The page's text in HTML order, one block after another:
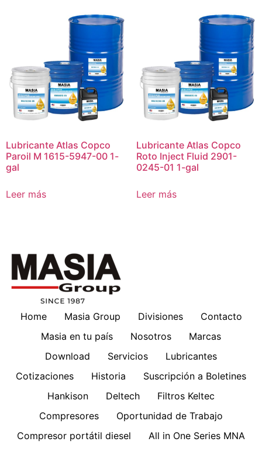
Lubricante Atlas Copco
Paroil M 1615-5947-00 1-
gal
Leer más
Lubricante Atlas Copco
Roto Inject Fluid 2901-
0245-01 1-gal
Leer más
Home Masia Group Divisiones
Contacto
Masia en tu país
Nosotros
Marcas
Download
Servicios
Lubricantes
Cotizaciones
Historia
Suscripción a Boletines
Hankison
Deltech
Filtros Keltec
Compresores
Oportunidad de Trabajo
Compresor portátil diesel
All in One Series MNA